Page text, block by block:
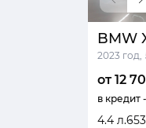
BMW
2023 год,
от 12
в кредит -
4.4 л.